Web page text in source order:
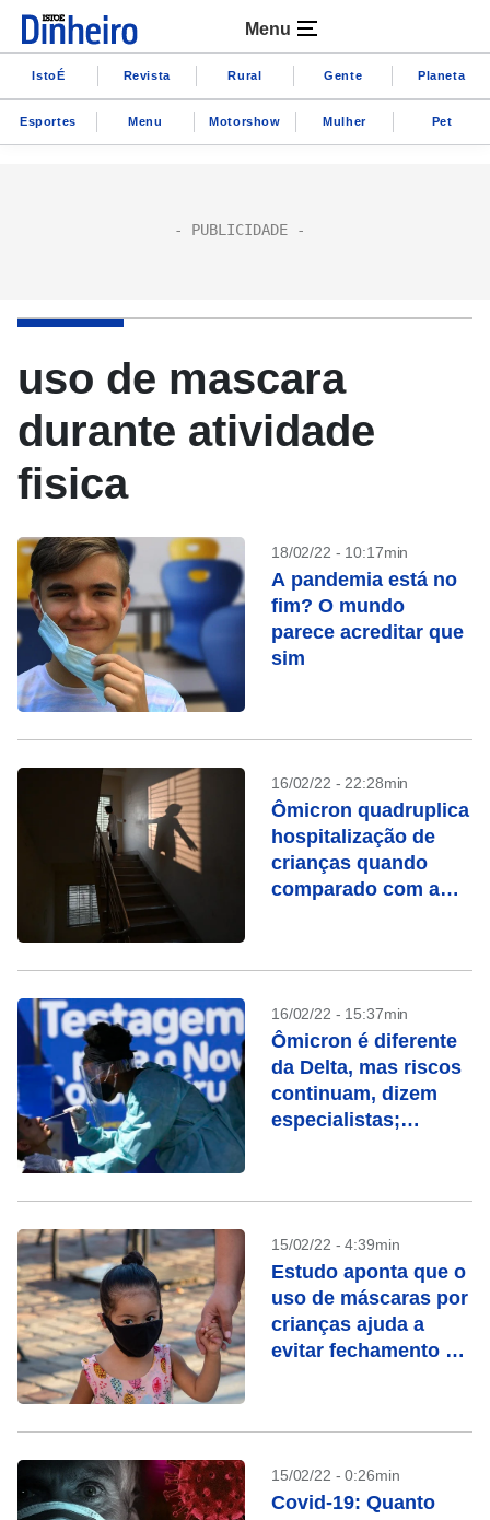
Menu
IstoÉ Revista Rural Gente Planeta
Esportes Menu Motorshow Mulher Pet
uso de mascara
durante atividade
fisica
18/02/22 - 10:17min
A pandemia está no
fim? O mundo
parece acreditar que
sim
16/02/22 - 22:28min
Ômicron quadruplica
hospitalização de
crianças quando
comparado com a
16/02/22 - 15:37min
Ômicron é diferente
da Delta, mas riscos
continuam, dizem
especialistas;
15/02/22 - 4:39min
Estudo aponta que o
uso de máscaras por
crianças ajuda a
evitar fechamento de
15/02/22 - 0:26min
Covid-19: Quanto